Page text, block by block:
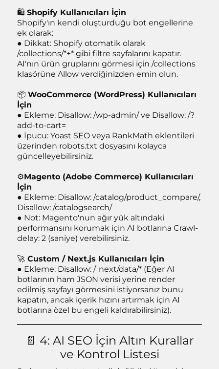
🛍️ Shopify Kullanıcıları İçin
Shopify'ın kendi oluşturduğu bot engellerine
ek olarak:
● Dikkat: Shopify otomatik olarak
/collections/*+* gibi filtre sayfalarını kapatır.
AI'nın ürün gruplarını görmesi için /collections
klasörüne Allow verdiğinizden emin olun.
📦 WooCommerce (WordPress) Kullanıcıları
İçin
● Ekleme: Disallow: /wp-admin/ ve Disallow: /?
add-to-cart=
● İpucu: Yoast SEO veya RankMath eklentileri
üzerinden robots.txt dosyasını kolayca
güncelleyebilirsiniz.
⚙️Magento (Adobe Commerce) Kullanıcıları
İçin
● Ekleme: Disallow: /catalog/product_compare/,
Disallow: /catalogsearch/
● Not: Magento'nun ağır yük altındaki
performansını korumak için AI botlarına Crawl-
delay: 2 (saniye) verebilirsiniz.
🚀 Custom / Next.js Kullanıcıları İçin
● Ekleme: Disallow: /_next/data/* (Eğer AI
botlarının ham JSON verisi yerine render
edilmiş sayfayı görmesini istiyorsanız bunu
kapatın, ancak içerik hızını artırmak için AI
botlarına özel bu engeli kaldırabilirsiniz).
📄 4: AI SEO İçin Altın Kurallar
ve Kontrol Listesi